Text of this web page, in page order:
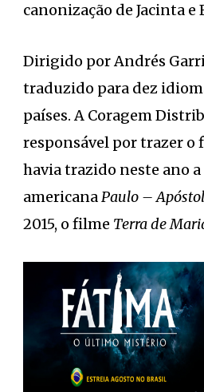
canonização de Jacinta e
Dirigido por Andrés
traduzido para dez
países. A Coragem
responsável por trazer o
havia trazido neste ano
americanaPaulo –
2015, o filme Terra de